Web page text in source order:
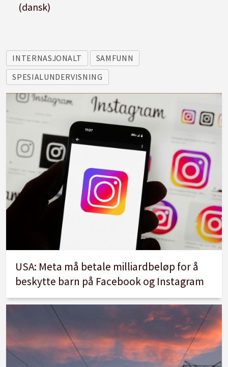
(dansk)
INTERNASJONALT
SAMFUNN
SPESIALUNDERVISNING
USA: Meta må betale milliardbeløp for å
beskytte barn på Facebook og Instagram